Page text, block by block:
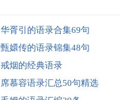
华胥引的语录合集69句
甄嬛传的语录锦集48句
戒烟的经典语录
席慕容语录汇总50句精选